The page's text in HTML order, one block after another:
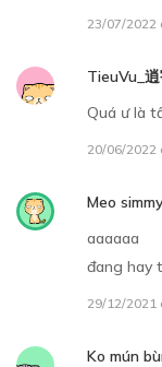
CHƯƠNG 4
Thấy bìa chương
03/10/2018
23/07/2022
TieuVu_
Quá ư là
20/06/2022
Meo
aaaaaa
đang hay
29/12/2021
Ko mún